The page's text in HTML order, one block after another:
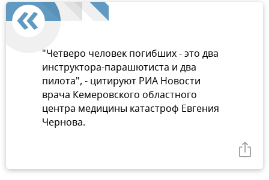
"Четверо человек погибших - это два
инструктора-парашютиста и два
пилота", - цитируют РИА Новости
врача Кемеровского областного
центра медицины катастроф Евгения
Чернова.